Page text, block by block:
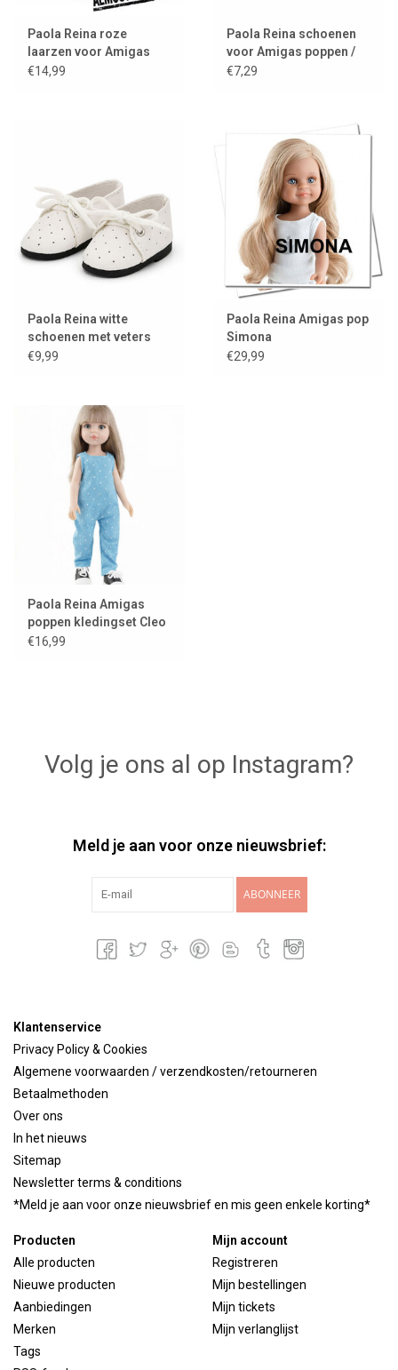
Paola Reina roze
laarzen voor Amigas
poppen
€14,99
Paola Reina schoenen
voor Amigas poppen /
zilver
€7,29
Paola Reina witte
schoenen met veters
voor Amigas poppen
€9,99
Paola Reina Amigas pop
Simona
€29,99
Paola Reina Amigas
poppen kledingset Cleo
zomer
€16,99
Volg je ons al op Instagram?
Meld je aan voor onze nieuwsbrief:
ABONNEER
Klantenservice
Privacy Policy & Cookies
Algemene voorwaarden / verzendkosten/retourneren
Betaalmethoden
Over ons
In het nieuws
Sitemap
Newsletter terms & conditions
*Meld je aan voor onze nieuwsbrief en mis geen enkele korting*
Producten
Alle producten
Nieuwe producten
Aanbiedingen
Merken
Tags
Mijn account
Registreren
Mijn bestellingen
Mijn tickets
Mijn verlanglijst